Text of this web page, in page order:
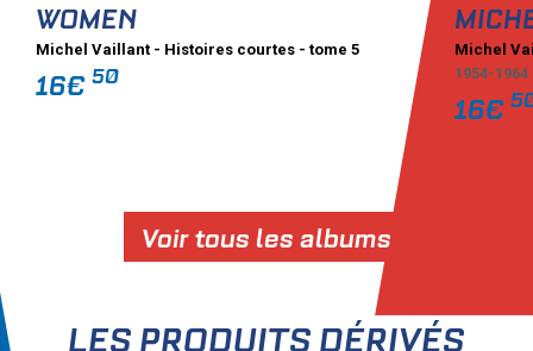
WOMEN
Michel Vaillant - Histoires courtes - tome 5
16€ 50
Michel
1954-1964
16€
Voir tous les albums
LES PRODUITS DÉRIVÉS